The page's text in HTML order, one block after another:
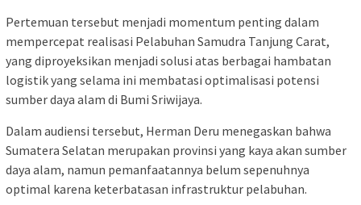
Pertemuan tersebut menjadi momentum penting dalam
mempercepat realisasi Pelabuhan Samudra Tanjung Carat,
yang diproyeksikan menjadi solusi atas berbagai hambatan
logistik yang selama ini membatasi optimalisasi potensi
sumber daya alam di Bumi Sriwijaya.
Dalam audiensi tersebut, Herman Deru menegaskan bahwa
Sumatera Selatan merupakan provinsi yang kaya akan sumber
daya alam, namun pemanfaatannya belum sepenuhnya
optimal karena keterbatasan infrastruktur pelabuhan.